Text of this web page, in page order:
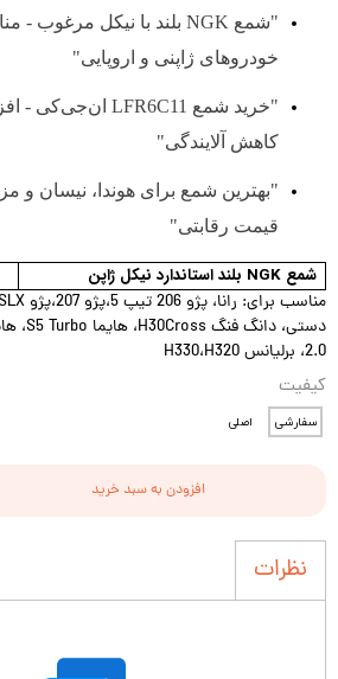
"شمع NGK بلند با نیکل مرغوب -
خودروهای ژاپنی و اروپایی"
"خرید شمع LFR6C11 ان‌جی‌کی -
کاهش آلایندگی"
"بهترین شمع برای هوندا، نیسان و
قیمت رقابتی"
شمع NGK بلند استاندارد نیکل ژاپن
2.0، برلیانس H330،H320
کیفیت
سفارشی اصلی
افزودن به سبد خرید
نظرات